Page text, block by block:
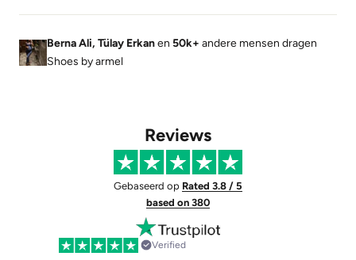
Berna Ali, Tülay Erkanen 50k+ andere mensen dragen
Shoes by armel
Reviews
Gebaseerd op Rated 3.8 / 5
based on 380
Verified